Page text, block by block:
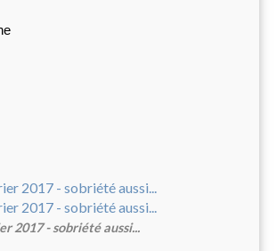
2017 - sobriété aussi...